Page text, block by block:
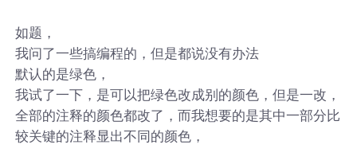
如题，
我问了一些搞编程的，但是都说没有办法
默认的是绿色，
我试了一下，是可以把绿色改成别的颜色，但是一改，
全部的注释的颜色都改了，而我想要的是其中一部分比
较关键的注释显出不同的颜色，